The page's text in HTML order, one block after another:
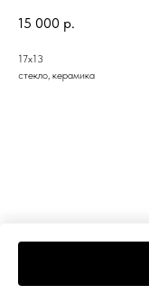
15 000 р.
17x13
стекло, керамика